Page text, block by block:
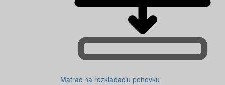
Matrac na rozkladaciu pohovku